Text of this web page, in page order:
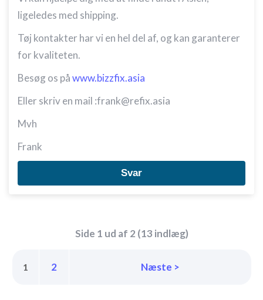
ligeledes med shipping.
Tøj kontakter har vi en hel del af, og kan garanterer
for kvaliteten.
Besøg os påwww.bizzfix.asia
Eller skriv en mail :frank@refix.asia
Mvh
Frank
Svar
Side 1 ud af 2 (13 indlæg)
1 2 Næste >